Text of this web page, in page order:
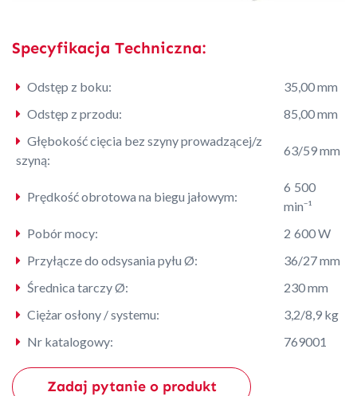
Specyfikacja Techniczna:
Odstęp z boku:
35,00 mm
Odstęp z przodu:
85,00 mm
Głębokość cięcia bez szyny prowadzącej/z
szyną:
63/59 mm
Prędkość obrotowa na biegu jałowym:
6 500
min⁻¹
Pobór mocy:
2 600 W
Przyłącze do odsysania pyłu Ø:
36/27 mm
Średnica tarczy Ø:
230 mm
Ciężar osłony / systemu:
3,2/8,9 kg
Nr katalogowy:
769001
Zadaj pytanie o produkt